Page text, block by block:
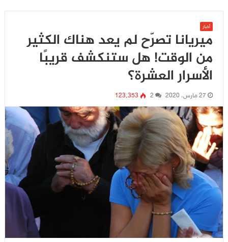
أخبار
ميريانا تصرّح لم يعد هناك الكثير
من الوقت! هل ستنكشف قريبًا
الأسرار العشرة؟
27 مارس، 2020 2 123٬353